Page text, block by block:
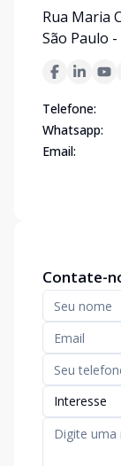
Rua Maria
São Paulo -
Telefone:
Whatsapp:
Email:
Contate-
Interesse